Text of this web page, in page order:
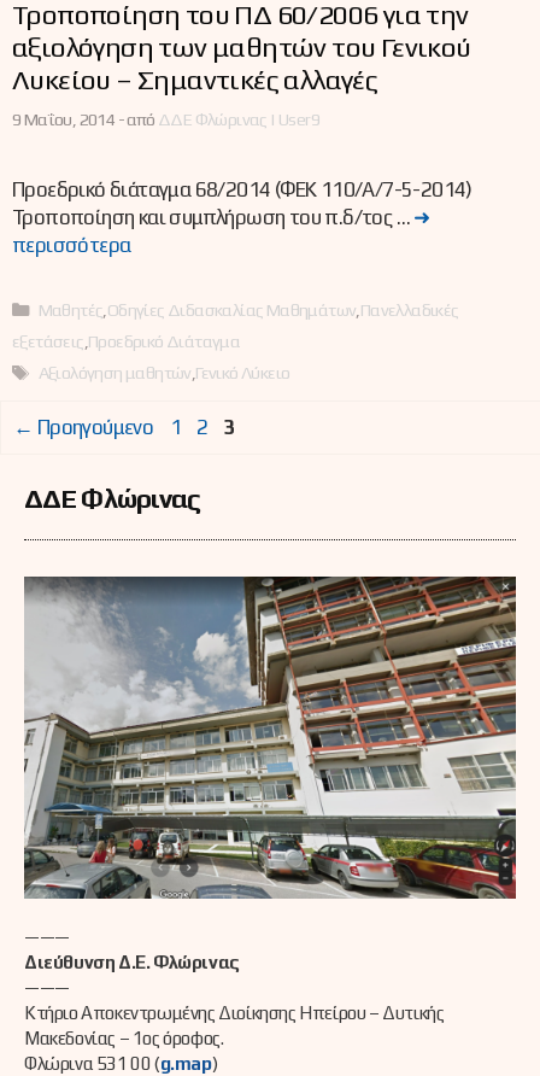
Τροποποίηση του ΠΔ 60/2006 για την
αξιολόγηση των μαθητών του Γενικού
Λυκείου – Σημαντικές αλλαγές
9 Μαΐου, 2014 -από ΔΔΕ Φλώρινας | User9
Προεδρικό διάταγμα 68/2014 (ΦΕΚ 110/Α/7-5-2014)
Τροποποίηση και συμπλήρωση του π.δ/τος … ➜
περισσότερα
Κατηγορίες
Μαθητές Οδηγίες Διδασκαλίας Μαθημάτων Πανελλαδικές
εξετάσεις Προεδρικό Διάταγμα
Ετικέτες
Αξιολόγηση μαθητών Γενικό Λύκειο
← Προηγούμενο Σελίδα
1 Σελίδα
2 Σελίδα
3
ΔΔΕ Φλώρινας
———
Διεύθυνση Δ.Ε. Φλώρινας
———
Κτήριο Αποκεντρωμένης Διοίκησης Ηπείρου – Δυτικής
Μακεδονίας – 1ος όροφος.
Φλώρινα 531 00 (g.map)